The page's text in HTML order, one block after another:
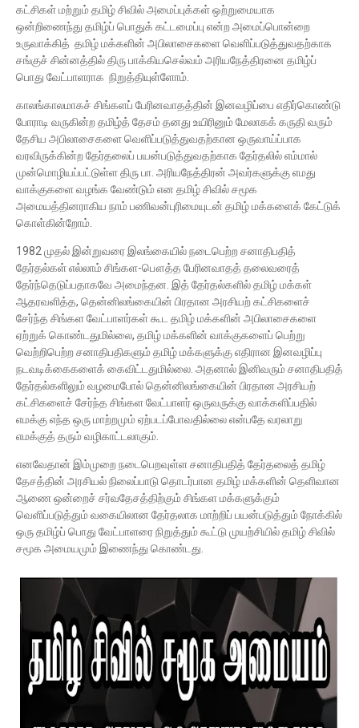
கட்சிகள் மற்றும் தமிழ் சிவில் அமைப்புக்கள் ஒற்றுமையாக
ஒன்றிணைந்து தமிழ்ப் பொதுக் கட்டமைப்பு என்ற அமைப்பொன்றை
உருவாக்கித் தமிழ் மக்களின் அபிலாசைகளை வெளிப்படுத்துவதற்காக
சங்குச் சின்னத்தில் திரு பாக்கியசெல்வம் அரியநேத்திரனை தமிழ்ப்
பொது வேட்பாளராக நிறுத்தியுள்ளோம்.
காலங்காலமாகச் சிங்களப் பேரினவாதத்தின் இனவழிப்பை எதிர்கொண்டு
போராடி வருகின்ற தமிழ்த் தேசம் தனது உயிரினும் மேலாகக் கருதி வரும்
தேசிய அபிலாசைகளை வெளிப்படுத்துவதற்கான ஒருவாய்ப்பாக
வரவிருக்கின்ற தேர்தலைப் பயன்படுத்துவதற்காக தேர்தலில் எம்மால்
முன்மொழியப்பட்டுள்ள திரு பா. அரியநேத்திரன் அவர்களுக்கு எமது
வாக்குகளை வழங்க வேண்டும் என தமிழ் சிவில் சமூக
அமையத்தினராகிய நாம் பணிவன்புரிமையுடன் தமிழ் மக்களைக் கேட்டுக்
கொள்கின்றோம்.
1982 முதல் இன்றுவரை இலங்கையில் நடைபெற்ற சனாதிபதித்
தேர்தல்கள் எல்லாம் சிங்கள-பௌத்த பேரினவாதத் தலைவரைத்
தேர்ந்தெடுப்பதாகவே அமைந்தன. இத் தேர்தல்களில் தமிழ் மக்கள்
ஆதரவளித்த, தென்னிலங்கையின் பிரதான அரசியற் கட்சிகளைச்
சேர்ந்த சிங்கள வேட்பாளர்கள் கூட தமிழ் மக்களின் அபிலாசைகளை
ஏற்றுக் கொண்டதுமில்லை, தமிழ் மக்களின் வாக்குகளைப் பெற்று
வெற்றிபெற்ற சனாதிபதிகளும் தமிழ் மக்களுக்கு எதிரான இனவழிப்பு
நடவடிக்கைகளைக் கைவிட்டதுமில்லை. அதனால் இனிவரும் சனாதிபதித்
தேர்தல்களிலும் வழமைபோல் தென்னிலங்கையின் பிரதான அரசியற்
கட்சிகளைச் சேர்ந்த சிங்கள வேட்பாளர் ஒருவருக்கு வாக்களிப்பதில்
எமக்கு எந்த ஒரு மாற்றமும் ஏற்படப்போவதில்லை என்பதே வரலாறு
எமக்குத் தரும் வழிகாட்டலாகும்.
எனவேதான் இம்முறை நடைபெறவுள்ள சனாதிபதித் தேர்தலைத் தமிழ்
தேசத்தின் அரசியல் நிலைப்பாடு தொடர்பான தமிழ் மக்களின் தெளிவான
ஆணை ஒன்றைச் சர்வதேசத்திற்கும் சிங்கள மக்களுக்கும்
வெளிப்படுத்தும் வகையிலான தேர்தலாக மாற்றிப் பயன்படுத்தும் நோக்கில்
ஒரு தமிழ்ப் பொது வேட்பாளரை நிறுத்தும் கூட்டு முயற்சியில் தமிழ் சிவில்
சமூக அமையமும் இணைந்து கொண்டது.